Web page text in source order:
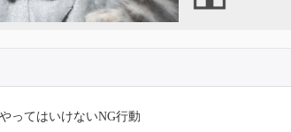
ってはいけないNG行動